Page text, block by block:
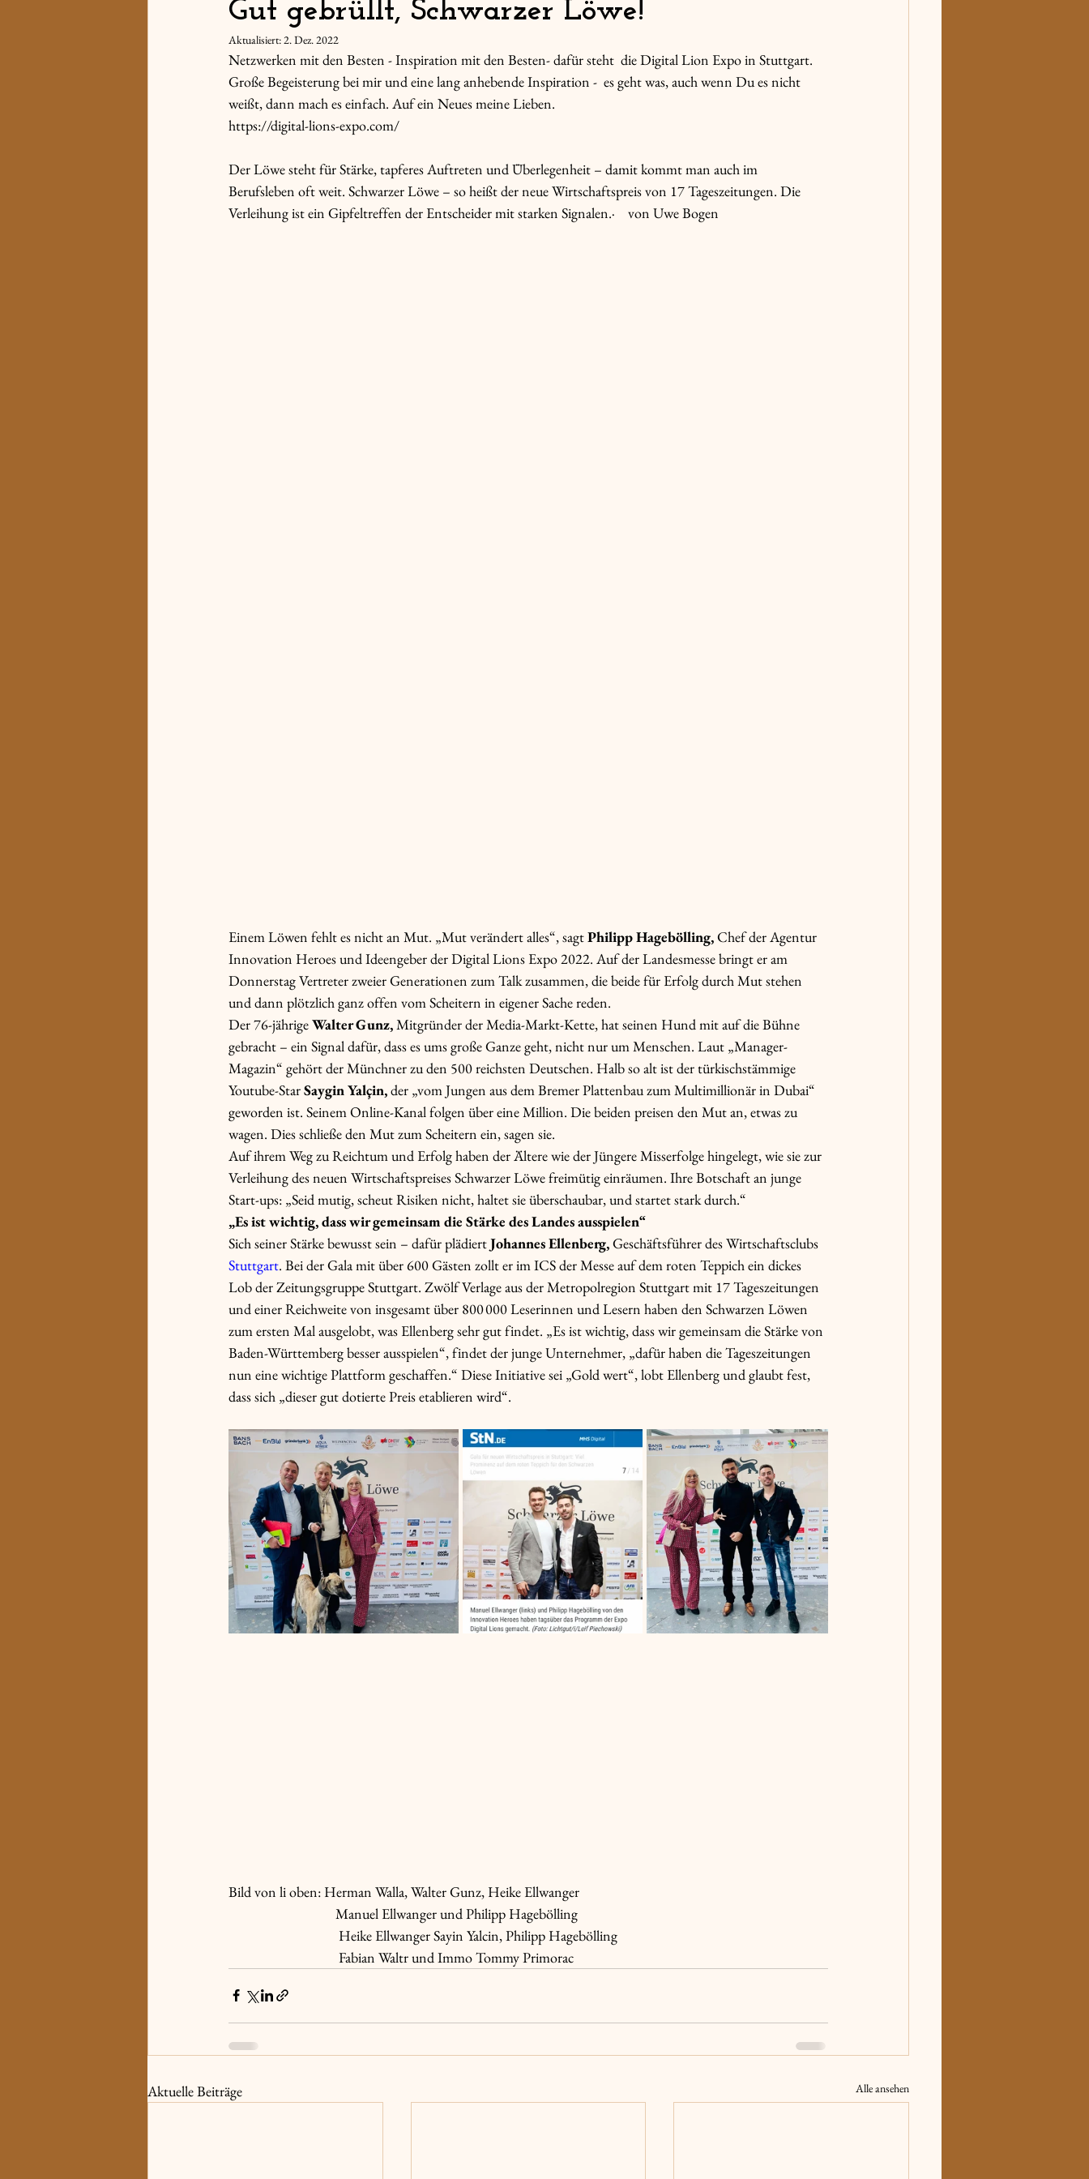
Gut gebrüllt, Schwarzer Löwe!
Aktualisiert:2. Dez. 2022
Netzwerken mit den Besten - Inspiration mit den Besten- dafür steht  die Digital Lion Expo in Stuttgart.
Große Begeisterung bei mir und eine lang anhebende Inspiration -  es geht was, auch wenn Du es nicht
weißt, dann mach es einfach. Auf ein Neues meine Lieben.
https://digital-lions-expo.com/
Der Löwe steht für Stärke, tapferes Auftreten und Überlegenheit – damit kommt man auch im
Berufsleben oft weit. Schwarzer Löwe – so heißt der neue Wirtschaftspreis von 17 Tageszeitungen. Die
Verleihung ist ein Gipfeltreffen der Entscheider mit starken Signalen.·    von Uwe Bogen
Einem Löwen fehlt es nicht an Mut. „Mut verändert alles“, sagt Philipp Hagebölling, Chef der Agentur
Innovation Heroes und Ideengeber der Digital Lions Expo 2022. Auf der Landesmesse bringt er am
Donnerstag Vertreter zweier Generationen zum Talk zusammen, die beide für Erfolg durch Mut stehen
und dann plötzlich ganz offen vom Scheitern in eigener Sache reden.
Der 76-jährige Walter Gunz, Mitgründer der Media-Markt-Kette, hat seinen Hund mit auf die Bühne
gebracht – ein Signal dafür, dass es ums große Ganze geht, nicht nur um Menschen. Laut „Manager-
Magazin“ gehört der Münchner zu den 500 reichsten Deutschen. Halb so alt ist der türkischstämmige
Youtube-Star Saygin Yalçin, der „vom Jungen aus dem Bremer Plattenbau zum Multimillionär in Dubai“
geworden ist. Seinem Online-Kanal folgen über eine Million. Die beiden preisen den Mut an, etwas zu
wagen. Dies schließe den Mut zum Scheitern ein, sagen sie.
Auf ihrem Weg zu Reichtum und Erfolg haben der Ältere wie der Jüngere Misserfolge hingelegt, wie sie zur
Verleihung des neuen Wirtschaftspreises Schwarzer Löwe freimütig einräumen. Ihre Botschaft an junge
Start-ups: „Seid mutig, scheut Risiken nicht, haltet sie überschaubar, und startet stark durch.“
„Es ist wichtig, dass wir gemeinsam die Stärke des Landes ausspielen“
Sich seiner Stärke bewusst sein – dafür plädiert Johannes Ellenberg, Geschäftsführer des Wirtschaftsclubs
Stuttgart. Bei der Gala mit über 600 Gästen zollt er im ICS der Messe auf dem roten Teppich ein dickes
Lob der Zeitungsgruppe Stuttgart. Zwölf Verlage aus der Metropolregion Stuttgart mit 17 Tageszeitungen
und einer Reichweite von insgesamt über 800 000 Leserinnen und Lesern haben den Schwarzen Löwen
zum ersten Mal ausgelobt, was Ellenberg sehr gut findet. „Es ist wichtig, dass wir gemeinsam die Stärke von
Baden-Württemberg besser ausspielen“, findet der junge Unternehmer, „dafür haben die Tageszeitungen
nun eine wichtige Plattform geschaffen.“ Diese Initiative sei „Gold wert“, lobt Ellenberg und glaubt fest,
dass sich „dieser gut dotierte Preis etablieren wird“.
Bild von li oben: Herman Walla, Walter Gunz, Heike Ellwanger
                                 Manuel Ellwanger und Philipp Hagebölling
                                  Heike Ellwanger Sayin Yalcin, Philipp Hagebölling
                                  Fabian Waltr und Immo Tommy Primorac
Aktuelle Beiträge Alle ansehen